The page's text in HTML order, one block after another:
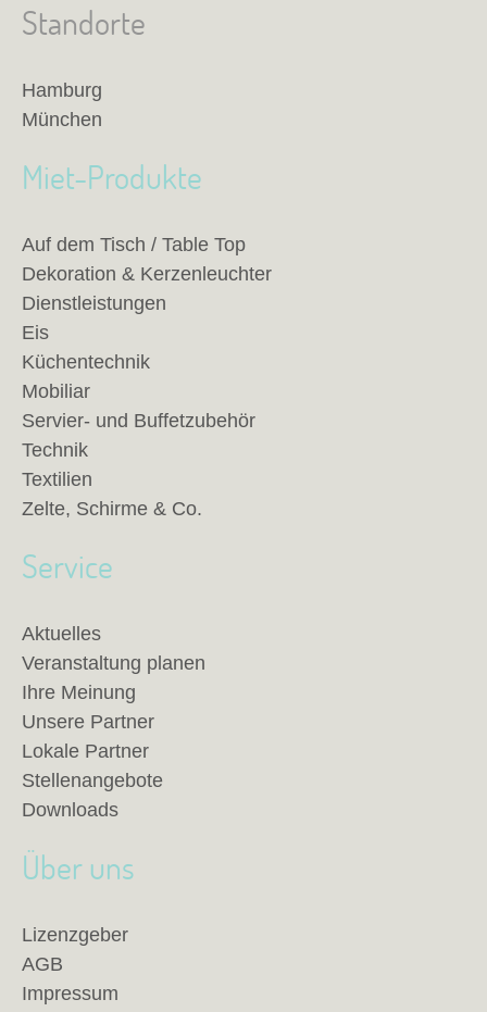
Standorte
Hamburg
München
Miet-Produkte
Auf dem Tisch / Table Top
Dekoration & Kerzenleuchter
Dienstleistungen
Eis
Küchentechnik
Mobiliar
Servier- und Buffetzubehör
Technik
Textilien
Zelte, Schirme & Co.
Service
Aktuelles
Veranstaltung planen
Ihre Meinung
Unsere Partner
Lokale Partner
Stellenangebote
Downloads
Über uns
Lizenzgeber
AGB
Impressum